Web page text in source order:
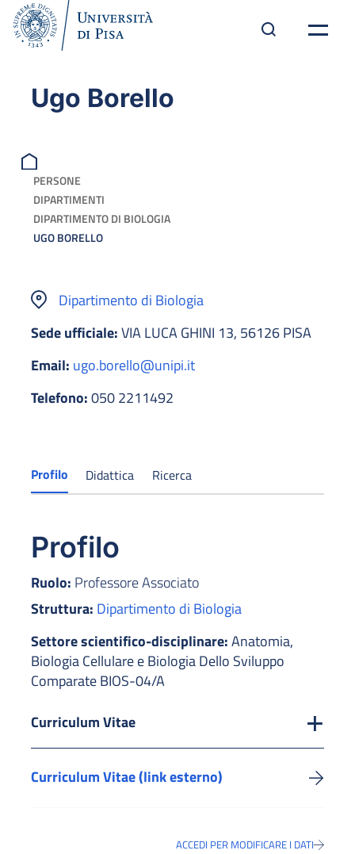
Ugo Borello
PERSONE
DIPARTIMENTI
DIPARTIMENTO DI BIOLOGIA
UGO BORELLO
Dipartimento di Biologia
Sede ufficiale:VIA LUCA GHINI 13, 56126 PISA
Email: ugo.borello@unipi.it
Telefono:050 2211492
Profilo Didattica Ricerca
Profilo
Ruolo: Professore Associato
Struttura: Dipartimento di Biologia
Settore scientifico-disciplinare:Anatomia,
Biologia Cellulare e Biologia Dello Sviluppo
Comparate BIOS-04/A
Curriculum Vitae
Curriculum Vitae (link esterno)
ACCEDI PER MODIFICARE I DATI